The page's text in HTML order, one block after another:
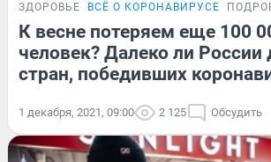
ЗДОРОВЬЕ ВСЁ О КОРОНАВИРУСЕ
К весне потеряем еще 100
человек? Далеко ли России
стран, победивших
1 декабря, 2021, 09:00 2 125 Обсудить